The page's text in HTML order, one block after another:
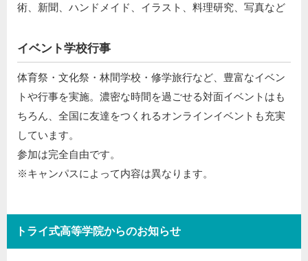
術、新聞、ハンドメイド、イラスト、料理研究、写真など
イベント学校行事
体育祭・文化祭・林間学校・修学旅行など、豊富なイベン
トや行事を実施。濃密な時間を過ごせる対面イベントはも
ちろん、全国に友達をつくれるオンラインイベントも充実
しています。
参加は完全自由です。
※キャンパスによって内容は異なります。
トライ式高等学院からのお知らせ